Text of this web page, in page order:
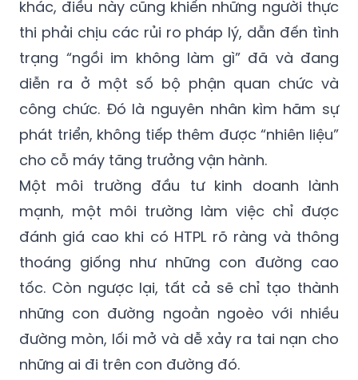
“rừng luật” này sẽ tạo cơ hội cho tham
nhũng, hối lộ, “chi phí dưới gầm bàn”. Mặt
khác, điều này cũng khiến những người thực
thi phải chịu các rủi ro pháp lý, dẫn đến tình
trạng “ngồi im không làm gì” đã và đang
diễn ra ở một số bộ phận quan chức và
công chức. Đó là nguyên nhân kìm hãm sự
phát triển, không tiếp thêm được “nhiên liệu”
cho cỗ máy tăng trưởng vận hành.
Một môi trường đầu tư kinh doanh lành
mạnh, một môi trường làm việc chỉ được
đánh giá cao khi có HTPL rõ ràng và thông
thoáng giống như những con đường cao
tốc. Còn ngược lại, tất cả sẽ chỉ tạo thành
những con đường ngoằn ngoèo với nhiều